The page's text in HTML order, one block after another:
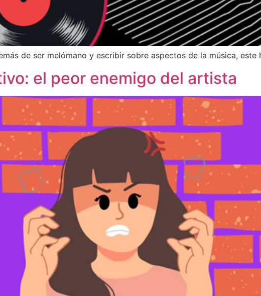
de ser melómano y escribir sobre aspectos de la música,
el peor enemigo del artista